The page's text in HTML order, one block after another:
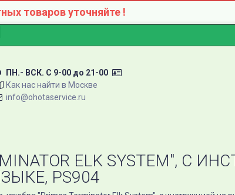
товаров уточняйте !
ПН.- ВСК. C 9-00 до 21-00
Как нас найти в Москве
info@ohotaservice.ru
ELK SYSTEM", С
PS904